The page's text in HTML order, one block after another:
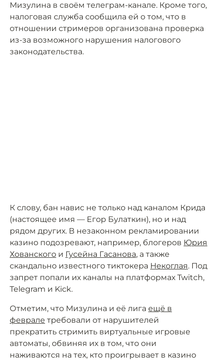
Мизулина в своём телеграм-канале. Кроме того,
налоговая служба сообщила ей о том, что в
отношении стримеров организована проверка
из-за возможного нарушения налогового
законодательства.
К слову, бан навис не только над каналом Крида
(настоящее имя — Егор Булаткин), но и над
рядом других. В незаконном рекламировании
казино подозревают, например, блогеров Юрия
Хованского и Гусейна Гасанова, а также
скандально известного тиктокера Некоглая. Под
запрет попали их каналы на платформах Twitch,
Telegram и Kick.
Отметим, что Мизулина и её лига ещё в
феврале требовали от нарушителей
прекратить стримить виртуальные игровые
автоматы, обвиняя их в том, что они
наживаются на тех, кто проигрывает в казино